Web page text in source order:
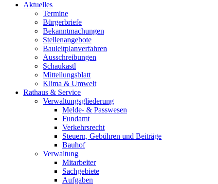
Aktuelles
Termine
Bürgerbriefe
Bekanntmachungen
Stellenangebote
Bauleitplanverfahren
Ausschreibungen
Schaukastl
Mitteilungsblatt
Klima & Umwelt
Rathaus & Service
Verwaltungsgliederung
Melde- & Passwesen
Fundamt
Verkehrsrecht
Steuern, Gebühren und Beiträge
Bauhof
Verwaltung
Mitarbeiter
Sachgebiete
Aufgaben